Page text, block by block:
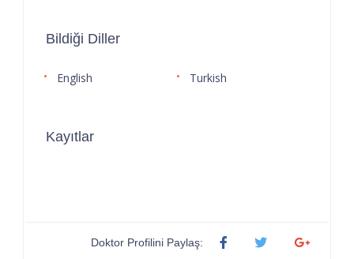
Bildiği Diller
English Turkish
Kayıtlar
Doktor Profilini Paylaş: